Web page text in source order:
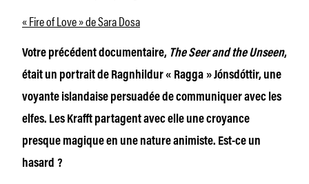
« Fire of Love » de Sara Dosa
Votre précédent documentaire, The Seer and the Unseen,
était un portrait de Ragnhildur « Ragga » Jónsdóttir, une
voyante islandaise persuadée de communiquer avec les
elfes. Les Krafft partagent avec elle une croyance
presque magique en une nature animiste. Est-ce un
hasard ?